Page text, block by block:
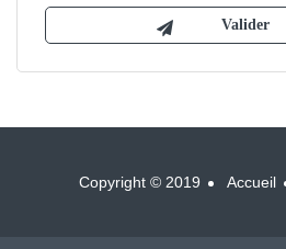
Copyright © 2019 Accueil